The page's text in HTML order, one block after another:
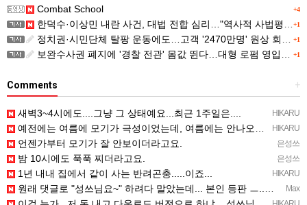
+4
Combat School
+1
한덕수·이상민 내란 사건, 대법 전합 심리…"역사적 사법평가"(종합)
+1
정치권·시민단체 탈팡 운동에도…고객 '2470만명' 원상 회복, "고물가에 돌팡"
+1
보완수사권 폐지에 '경찰 전관' 몸값 뛴다…대형 로펌 영입전쟁
+
Comments
HIKARU
새벽3~4시에도....그냥 그 상태예요...최근 1주일은....
HIKARU
예전에는 여름에 모기가 극성이었는데, 여름에는 안나오는 것 같은.....ㅎ ㅎ)
은성쓰
언젠가부터 모기가 잘 안보이더라고요.
은성쓰
밤 10시에도 푹푹 찌더라고요.
HIKARU
1년 내내 집에서 같이 사는 반려곤충.....이죠...
Max
원래 댓글로 "성쓰님요~" 하려다 말았는데... 본인 등판 ㅡ..ㅡy~